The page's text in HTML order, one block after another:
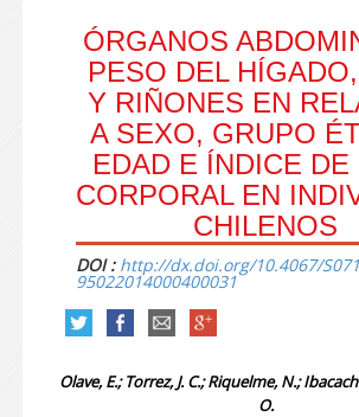
ÓRGANOS
PESO DEL
Y RIÑONES EN
A SEXO, GRUPO
EDAD E ÍNDICE DE
CORPORAL EN
CHILENOS
DOI : http://dx.doi.org/10.4067/
95022014000400031
Olave, E.; Torrez, J. C.; Riquelme, N.;
O.